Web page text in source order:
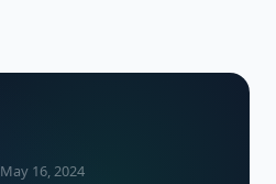
May 16, 2024